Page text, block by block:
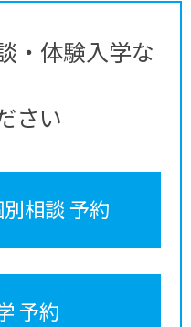
・体験入学な
さい
相談 予約
予約